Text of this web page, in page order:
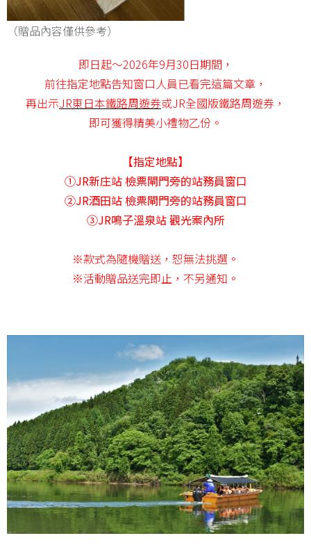
（贈品內容僅供參考）
即日起～2026年9月30日期間，
前往指定地點告知窗口人員已看完這篇文章，
再出示JR東日本鐵路周遊券或JR全國版鐵路周遊券，
即可獲得精美小禮物乙份。
【指定地點】
①JR新庄站 檢票閘門旁的站務員窗口
②JR酒田站 檢票閘門旁的站務員窗口
③JR鳴子溫泉站 觀光案內所
※款式為隨機贈送，恕無法挑選。
※活動贈品送完即止，不另通知。